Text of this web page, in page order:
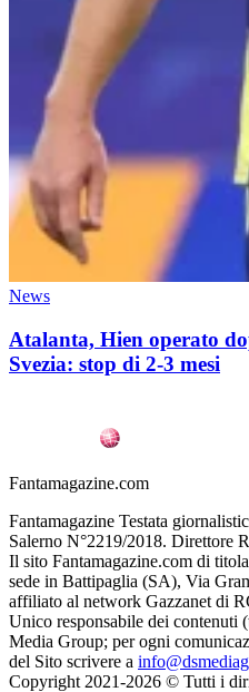
News
Atalanta, Hien operato
Svezia: stop di 2-3 mesi
Fantamagazine.com
Fantamagazine Testata
Salerno N°2219/2018. Direttore
Il sito Fantamagazine.com di
sede in Battipaglia (SA), Via
affiliato al network Gazzanet di
Unico responsabile dei contenuti
Media Group; per ogni
del Sito scrivere a
Copyright 2021-2026 © Tutti i